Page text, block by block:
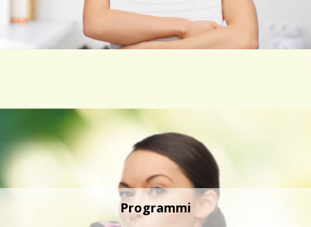
Programmi